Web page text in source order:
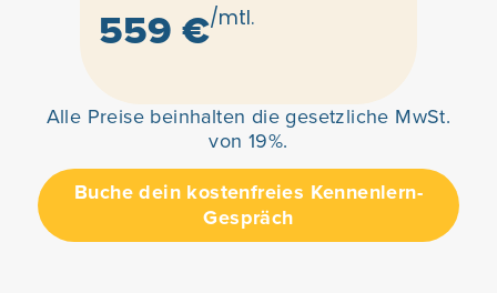
559 €/mtl.
Alle Preise beinhalten die gesetzliche MwSt.
von 19%.
Buche dein kostenfreies Kennenlern-
Gespräch